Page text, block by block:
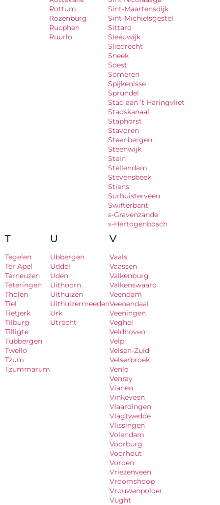
Rottum
Rozenburg
Rucphen
Ruurlo
Sint-Maartensdijk
Sint-Michielsgestel
Sittard
Sleeuwijk
Sliedrecht
Sneek
Soest
Someren
Spijkenisse
Sprundel
Stad aan ’t Haringvliet
Stadskanaal
Staphorst
Stavoren
Steenbergen
Steenwijk
Stein
Stellendam
Stevensbeek
Stiens
Surhuisterveen
Swifterbant
s-Gravenzande
s-Hertogenbosch
T
Tegelen
Ter Apel
Terneuzen
Teteringen
Tholen
Tiel
Tietjerk
Tilburg
Tilligte
Tubbergen
Twello
Tzum
Tzummarum
U
Ubbergen
Uddel
Uden
Uithoorn
Uithuizen
Uithuizermeeden
Urk
Utrecht
V
Vaals
Vaassen
Valkenburg
Valkenswaard
Veendam
Veenendaal
Veeningen
Veghel
Veldhoven
Velp
Velsen-Zuid
Velserbroek
Venlo
Venray
Vianen
Vinkeveen
Vlaardingen
Vlagtwedde
Vlissingen
Volendam
Voorburg
Voorhout
Vorden
Vriezenveen
Vroomshoop
Vrouwenpolder
Vught